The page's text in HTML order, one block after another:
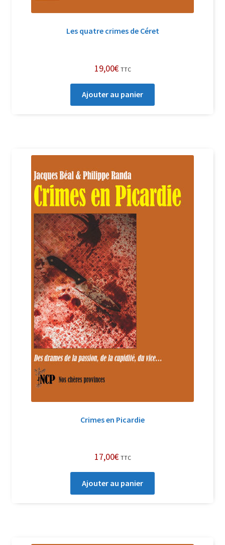
Les quatre crimes de Céret
19,00€ TTC
Ajouter au panier
Crimes en Picardie
17,00€ TTC
Ajouter au panier